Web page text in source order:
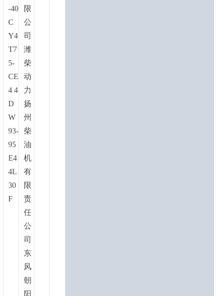
-40
C
Y4
T7
5-
CE
4 4
D
W
93-
95
E4
4L
30
F
限
公
司
潍
柴
动
力
扬
州
柴
油
机
有
限
责
任
公
司
东
风
朝
阳